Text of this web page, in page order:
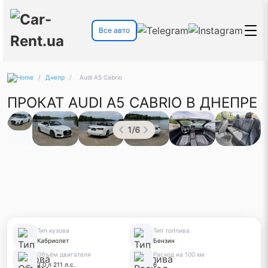
Все авто
/ Днепр / Audi A5 Cabrio
ПРОКАТ AUDI A5 CABRIO В ДНЕПРЕ
1/6
Тип кузова
Кабриолет
Тип топлива
Бензин
Объём двигателя
2.0 л 211 л.с.
Расход на 100 км
6